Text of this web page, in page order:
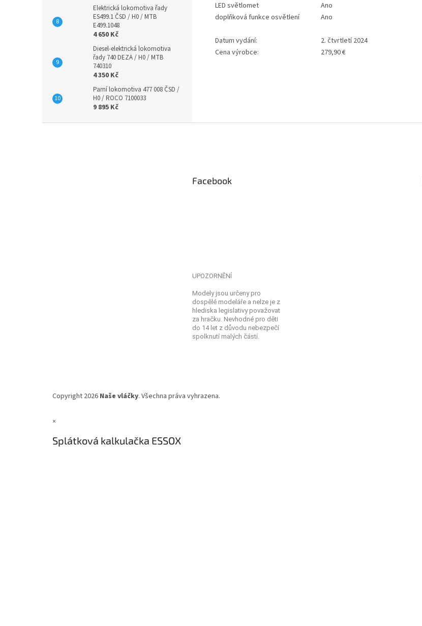
Elektrická lokomotiva řady
ES499.1 ČSD / H0 / MTB
E499.1048
4 650 Kč
Diesel-elektrická lokomotiva
řady 740 DEZA / H0 / MTB
740310
4 350 Kč
Parní lokomotiva 477 008 ČSD /
H0 / ROCO 7100033
9 895 Kč
LED světlomet
Ano
doplňková funkce osvětlení
Ano
Datum vydání:
2. čtvrtletí 2024
Cena výrobce:
279,90 €
Facebook
UPOZORNĚNÍ
Modely jsou určeny pro
dospělé modeláře a nelze je z
hlediska legislativy považovat
za hračku. Nevhodné pro děti
do 14 let z důvodu nebezpečí
spolknutí malých částí.
Copyright 2026 Naše vláčky. Všechna práva vyhrazena.
×
Splátková kalkulačka ESSOX